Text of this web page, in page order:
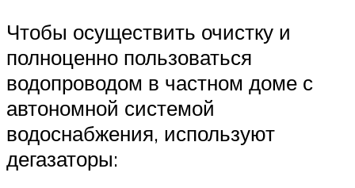
Чтобы осуществить очистку и
полноценно пользоваться
водопроводом в частном доме с
автономной системой
водоснабжения, используют
дегазаторы: